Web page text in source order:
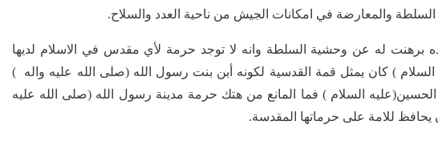
السلطة والمعارضة في امكانات الجيش من ناحية العدد والسلاح.
برهنت له عن وحشية السلطة وانه لا توجد حرمة لأي مقدس في الاسلام لديها
السلام ) كان يمثل قمة القدسية لكونه أبن بنت رسول الله (صلى الله عليه واله )
السلام ) فما المانع من هتك حرمة مدينة رسول الله (صلى الله عليه
يحافظ للامة على حرماتها المقدسة.